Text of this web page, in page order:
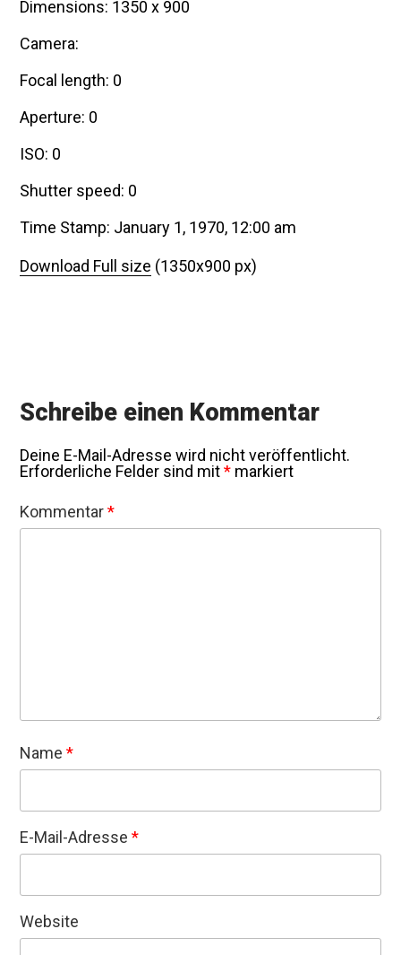
Dimensions: 1350 x 900
Camera:
Focal length: 0
Aperture: 0
ISO: 0
Shutter speed: 0
Time Stamp: January 1, 1970, 12:00 am
Download Full size (1350x900 px)
Schreibe einen Kommentar
Deine E-Mail-Adresse wird nicht veröffentlicht.
Erforderliche Felder sind mit* markiert
Kommentar*
Name*
E-Mail-Adresse*
Website